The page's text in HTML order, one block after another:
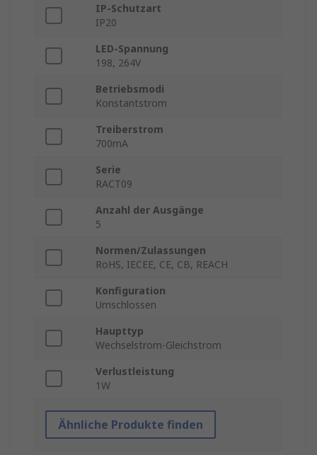
IP-Schutzart
IP20
LED-Spannung
198, 264V
Betriebsmodi
Konstantstrom
Treiberstrom
700mA
Serie
RACT09
Anzahl der Ausgänge
5
Normen/Zulassungen
RoHS, IECEE, CE, CB, REACH
Konfiguration
Umschlossen
Haupttyp
Wechselstrom-Gleichstrom
Verlustleistung
1W
Ähnliche Produkte finden